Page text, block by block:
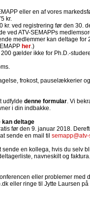
eller en af vores
kr.
kr. ved registrering før den 30.
ved ATV-SEMAPPs
medlemmer kan deltage
her .)
gælder ikke for Ph.D.-
frokost, pauselækkerier
udfylde denne formular . Vi
i din indbakke.
kan deltage
før den 9. januar 2018.
sende en mail til
sende en kollega, hvis du selv
navneskilt og faktura.
eller problemer med
eller ringe til Jytte Laursen